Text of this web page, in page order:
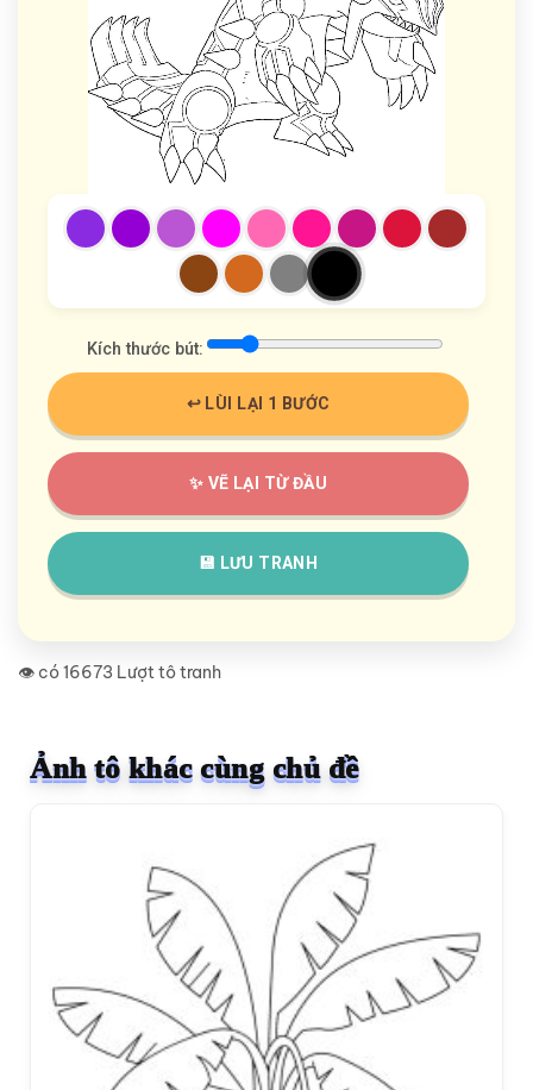
Kích thước bút:
↩️ LÙI LẠI 1 BƯỚC
✨ VẼ LẠI TỪ ĐẦU
💾 LƯU TRANH
👁️ có 16673 Lượt tô tranh
Ảnh tô khác cùng chủ đề